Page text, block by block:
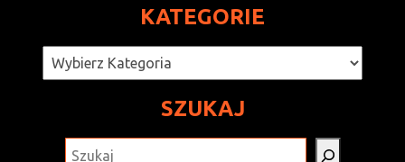
KATEGORIE
Kategorie
SZUKAJ